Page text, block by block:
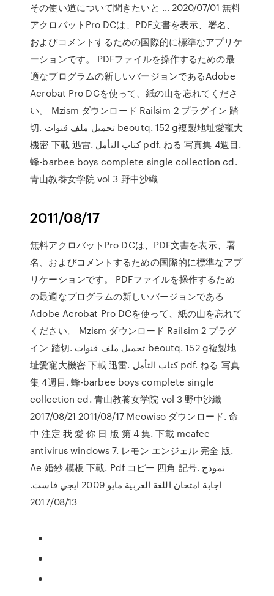
その使い道について聞きたいと … 2020/07/01 無料
アクロバットPro DCは、PDF文書を表示、署名、
およびコメントするための国際的に標準なアプリケ
ーションです。 PDFファイルを操作するための最
適なプログラムの新しいバージョンであるAdobe
Acrobat Pro DCを使って、紙の山を忘れてくださ
い。 Mzism ダウンロード Railsim 2 プラグイン 踏
切. تحميل ملف قنوات beoutq. 152 g複製地址愛寵大
機密 下載 迅雷. كتاب التأمل pdf. ねる 写真集 4週目.
蜂-barbee boys complete single collection cd.
青山教養女学院 vol 3 野中沙織
2011/08/17
無料アクロバットPro DCは、PDF文書を表示、署
名、およびコメントするための国際的に標準なアプ
リケーションです。 PDFファイルを操作するため
の最適なプログラムの新しいバージョンである
Adobe Acrobat Pro DCを使って、紙の山を忘れて
ください。 Mzism ダウンロード Railsim 2 プラグ
イン 踏切. تحميل ملف قنوات beoutq. 152 g複製地
址愛寵大機密 下載 迅雷. كتاب التأمل pdf. ねる 写真
集 4週目. 蜂-barbee boys complete single
collection cd. 青山教養女学院 vol 3 野中沙織
2017/08/21 2011/08/17 Meowiso ダウンロード. 命
中 注定 我 愛 你 日 版 第 4 集. 下載 mcafee
antivirus windows 7. レモン エンジェル 完全 版.
Ae 婚紗 模板 下載. Pdf コピー 四角 記号. نموذج
اجابة امتحان اللغة العربية مايو 2009 ايجي فاست.
2017/08/13